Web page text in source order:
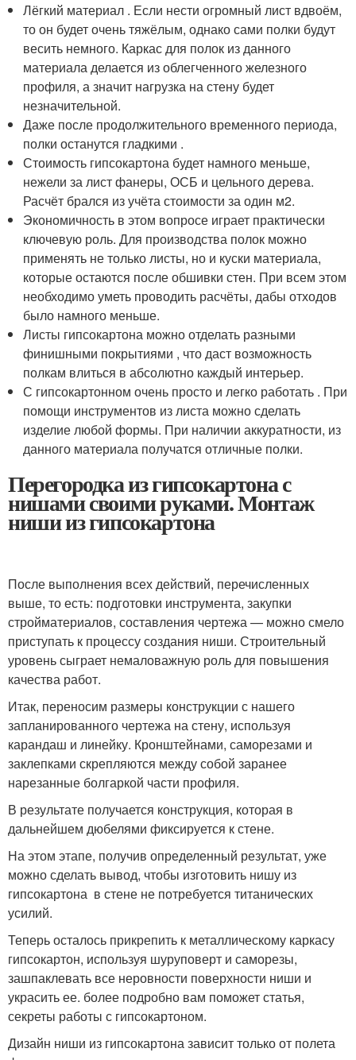
Лёгкий материал . Если нести огромный лист вдвоём,
то он будет очень тяжёлым, однако сами полки будут
весить немного. Каркас для полок из данного
материала делается из облегченного железного
профиля, а значит нагрузка на стену будет
незначительной.
Даже после продолжительного временного периода,
полки останутся гладкими .
Стоимость гипсокартона будет намного меньше,
нежели за лист фанеры, ОСБ и цельного дерева.
Расчёт брался из учёта стоимости за один м2.
Экономичность в этом вопросе играет практически
ключевую роль. Для производства полок можно
применять не только листы, но и куски материала,
которые остаются после обшивки стен. При всем этом
необходимо уметь проводить расчёты, дабы отходов
было намного меньше.
Листы гипсокартона можно отделать разными
финишными покрытиями , что даст возможность
полкам влиться в абсолютно каждый интерьер.
С гипсокартонном очень просто и легко работать . При
помощи инструментов из листа можно сделать
изделие любой формы. При наличии аккуратности, из
данного материала получатся отличные полки.
Перегородка из гипсокартона с
нишами своими руками. Монтаж
ниши из гипсокартона
После выполнения всех действий, перечисленных
выше, то есть: подготовки инструмента, закупки
стройматериалов, составления чертежа — можно смело
приступать к процессу создания ниши. Строительный
уровень сыграет немаловажную роль для повышения
качества работ.
Итак, переносим размеры конструкции с нашего
запланированного чертежа на стену, используя
карандаш и линейку. Кронштейнами, саморезами и
заклепками скрепляются между собой заранее
нарезанные болгаркой части профиля.
В результате получается конструкция, которая в
дальнейшем дюбелями фиксируется к стене.
На этом этапе, получив определенный результат, уже
можно сделать вывод, чтобы изготовить нишу из
гипсокартона в стене не потребуется титанических
усилий.
Теперь осталось прикрепить к металлическому каркасу
гипсокартон, используя шуруповерт и саморезы,
зашпаклевать все неровности поверхности ниши и
украсить ее. более подробно вам поможет статья,
секреты работы с гипсокартоном.
Дизайн ниши из гипсокартона зависит только от полета